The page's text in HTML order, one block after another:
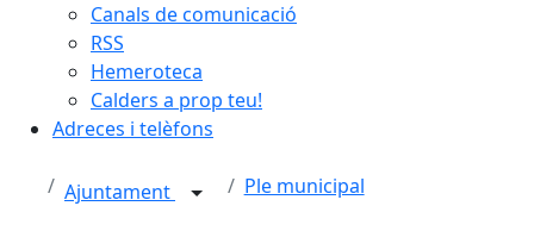
Canals de comunicació
RSS
Hemeroteca
Calders a prop teu!
Adreces i telèfons
Ajuntament Ple municipal